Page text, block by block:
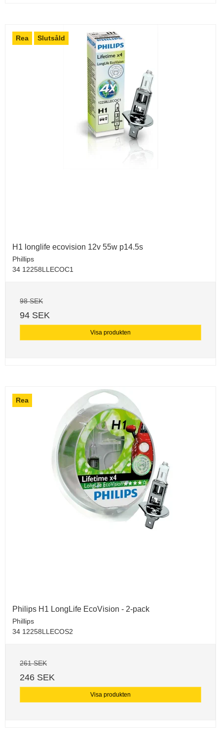
Rea Slutsåld
H1 longlife ecovision 12v 55w p14.5s
Phillips
34 12258LLECOC1
98 SEK
94 SEK
Visa produkten
Rea
Philips H1 LongLife EcoVision - 2-pack
Phillips
34 12258LLECOS2
261 SEK
246 SEK
Visa produkten